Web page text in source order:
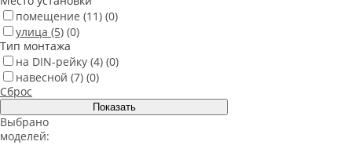
помещение (11) (0)
улица (5) (0)
Тип монтажа
на DIN-рейку (4) (0)
навесной (7) (0)
Сброс
Выбрано
моделей: